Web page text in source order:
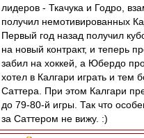
лидеров - Ткачука и Годро,
получил немотивированных
Первый год назад получил
на новый контракт, и теперь
забил на хоккей, а Юбердо
хотел в Калгари играть и тем
Саттера. При этом Калгари
до 79-80-й игры. Так что
за Саттером не вижу. :)